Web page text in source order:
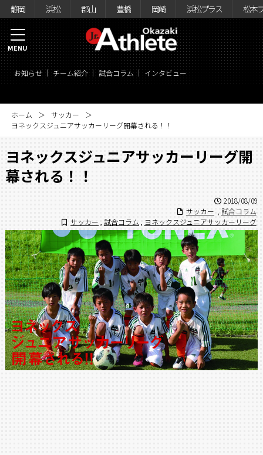
静岡 浜松 郡山 豊橋 岡崎 浜松プラス 松本
お知らせ チーム紹介 試合コラム インタビュー
MENU
ホーム
サッカー
ヨネックスジュニアサッカーリーグ開幕される！！
ヨネックスジュニアサッカーリーグ開
幕される！！
2018/08/09
サッカー
試合コラム
サッカー 試合コラム ヨネックスジュニアサッカーリーグ